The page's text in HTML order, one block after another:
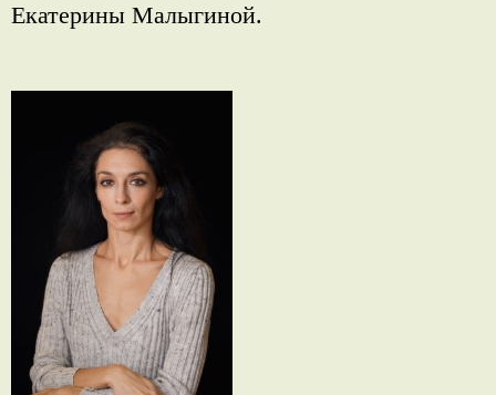
Екатерины Малыгиной.